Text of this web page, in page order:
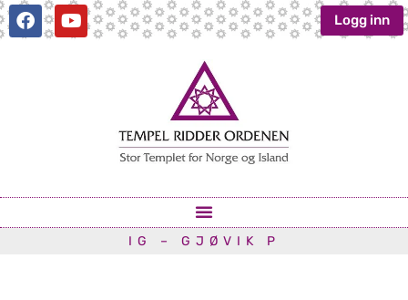
Hopp
rett
F
a
Y
o
Logg inn
IG – GJØVIK P